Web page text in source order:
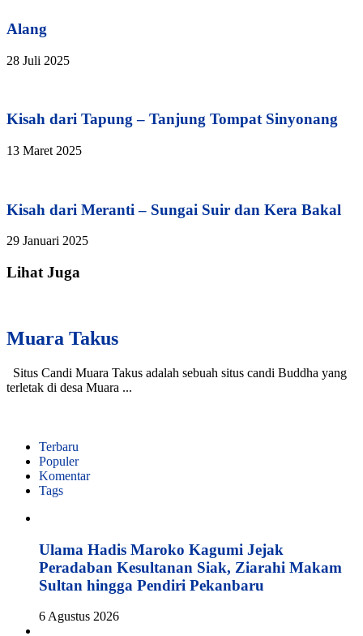
Alang
28 Juli 2025
Kisah dari Tapung – Tanjung Tompat Sinyonang
13 Maret 2025
Kisah dari Meranti – Sungai Suir dan Kera Bakal
29 Januari 2025
Lihat Juga
Muara Takus
Situs Candi Muara Takus adalah sebuah situs candi Buddha yang
terletak di desa Muara ...
Terbaru
Populer
Komentar
Tags
Ulama Hadis Maroko Kagumi Jejak
Peradaban Kesultanan Siak, Ziarahi Makam
Sultan hingga Pendiri Pekanbaru
6 Agustus 2026